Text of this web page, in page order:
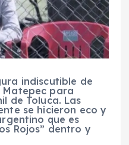
indiscutible de
Matepec para
de Toluca. Las
se hicieron eco y
que es
Rojos” dentro y